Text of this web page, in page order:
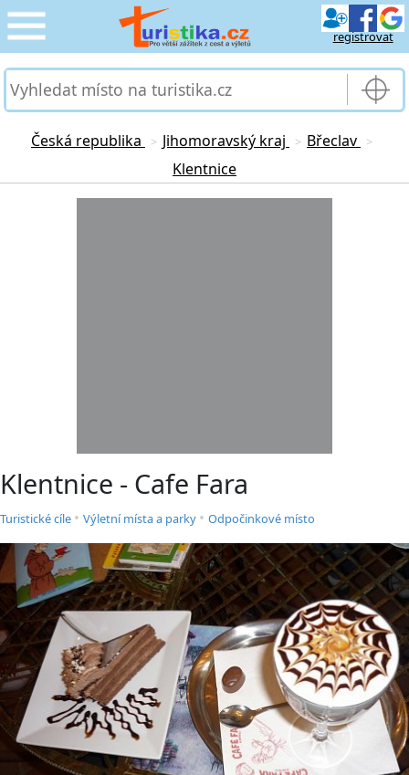
registrovat
CESTOVÁNÍ
SLUŽBY & DOPRAVA
Česká republika > Jihomoravský kraj > Břeclav >
Klentnice
Klentnice - Cafe Fara
Turistické cíle • Výletní místa a parky • Odpočinkové místo